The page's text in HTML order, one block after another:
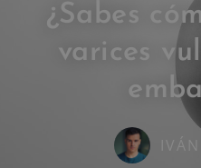
¿Sabes
varices